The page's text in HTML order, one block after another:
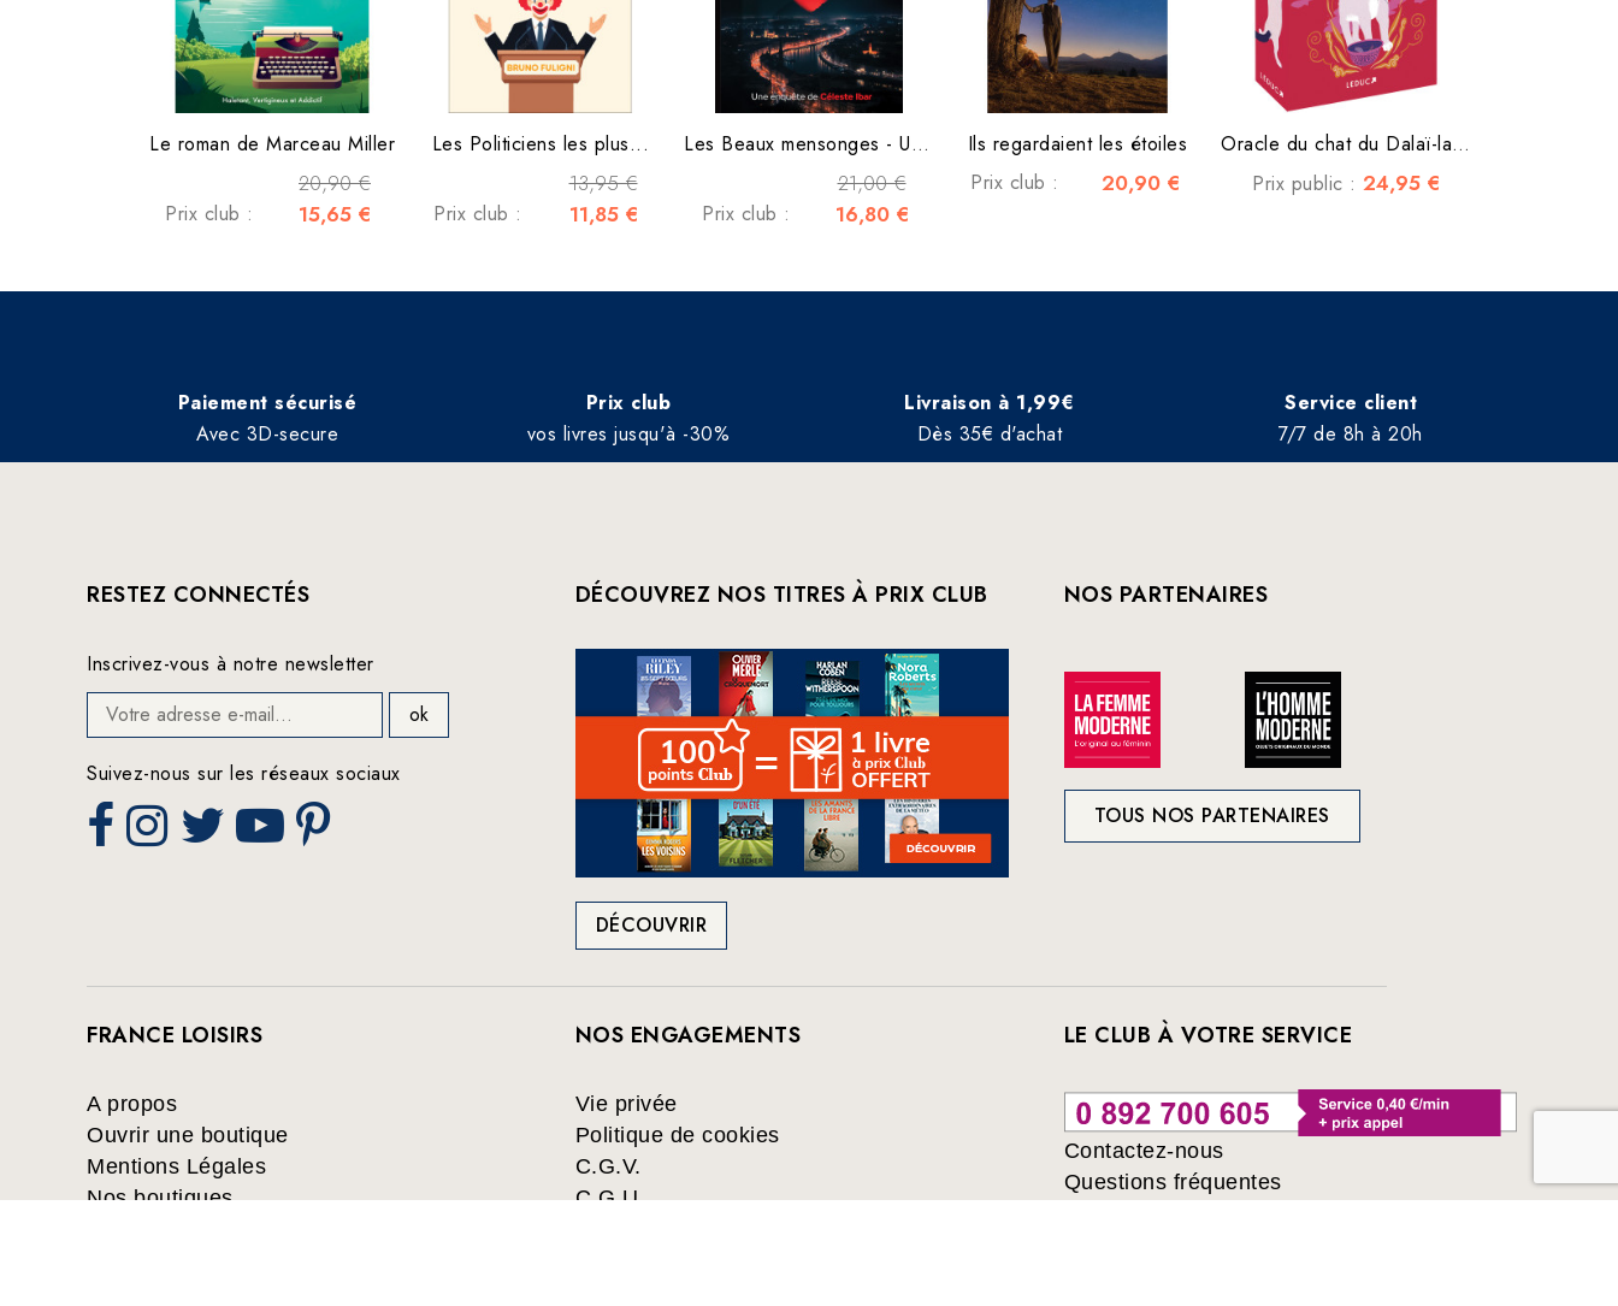
Le roman de Marceau Miller
20,90 €
Prix club : 15,65 €
Les Politiciens les plus...
13,95 €
Prix club : 11,85 €
Les Beaux mensonges - Une...
21,00 €
Prix club : 16,80 €
Ils regardaient les étoiles
Prix club :
20,90 €
Oracle du chat du Dalaï-lama
Prix public : 24,95 €
Paiement sécurisé
Avec 3D-secure
Prix club
vos livres jusqu'à -30%
Livraison à 1,99€
Dès 35€ d'achat
Service client
7/7 de 8h à 20h
RESTEZ CONNECTÉS
Inscrivez-vous à notre newsletter
Suivez-nous sur les réseaux sociaux
DÉCOUVREZ NOS TITRES À PRIX CLUB
DÉCOUVRIR
NOS PARTENAIRES
TOUS NOS PARTENAIRES
FRANCE LOISIRS
A propos
Ouvrir une boutique
Mentions Légales
Nos boutiques
NOS ENGAGEMENTS
Vie privée
Politique de cookies
C.G.V.
C.G.U.
LE CLUB À VOTRE SERVICE
Contactez-nous
Questions fréquentes